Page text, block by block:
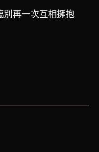
再一次互相擁抱